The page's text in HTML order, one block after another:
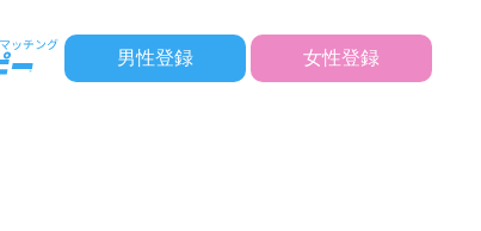
男性登録 女性登録